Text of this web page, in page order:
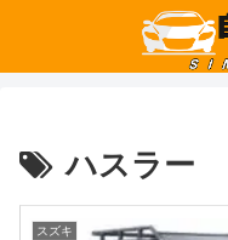
ハスラー
スズキ